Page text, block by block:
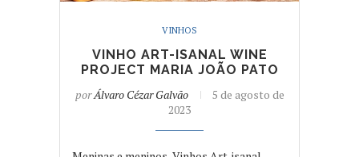
VINHOS
VINHO ART-ISANAL WINE
PROJECT MARIA JOÃO PATO
porÁlvaro Cézar Galvão
5 de agosto de
2023